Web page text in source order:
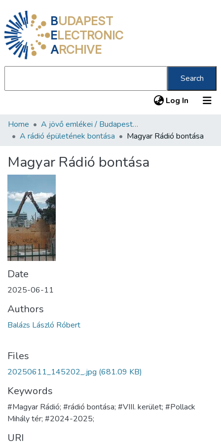
BUDAPEST
ELECTRONIC
ARCHIVE
Search
Log In (current)
Communities & Collections
Statistics
Home
A jövő emlékei / Budapest ma
A rádió épületének bontása
Magyar Rádió bontása
Magyar Rádió bontása
Date
2025-06-11
Authors
Balázs László Róbert
Files
20250611_145202_.jpg (681.09 KB)
Keywords
#Magyar Rádió; #rádió bontása; #VIII. kerület; #Pollack
Mihály tér; #2024-2025;
URI